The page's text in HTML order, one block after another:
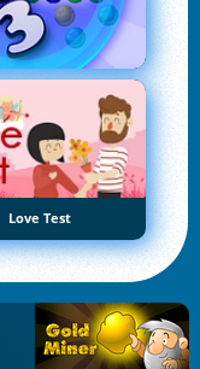
Love Test